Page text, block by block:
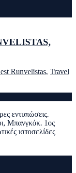
Runvelistas, Travel
εντυπώσεις.
Μπανγκόκ. 1ος
ιστοσελίδες